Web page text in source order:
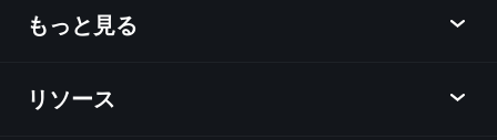
ニュース
ラーニングハブ
概要
外国為替
もっと見る
アフィリエイトプログラム
リソース